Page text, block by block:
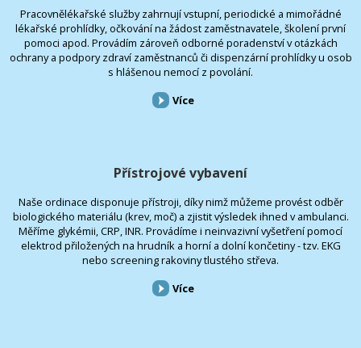
Pracovnělékařské služby zahrnují vstupní, periodické a mimořádné
lékařské prohlídky, očkování na žádost zaměstnavatele, školení první
pomoci apod. Provádím zároveň odborné poradenství v otázkách
ochrany a podpory zdraví zaměstnanců či dispenzární prohlídky u osob
s hlášenou nemocí z povolání.
Více
Přístrojové vybavení
Naše ordinace disponuje přístroji, díky nimž můžeme provést odběr
biologického materiálu (krev, moč) a zjistit výsledek ihned v ambulanci.
Měříme glykémii, CRP, INR. Provádíme i neinvazivní vyšetření pomocí
elektrod přiložených na hrudník a horní a dolní končetiny - tzv. EKG
nebo screening rakoviny tlustého střeva.
Více